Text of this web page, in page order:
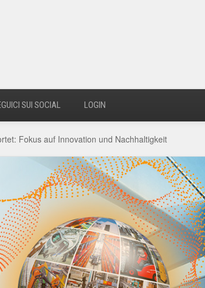
SUI SOCIAL LOGIN
Fokus auf Innovation und Nachhaltigkeit